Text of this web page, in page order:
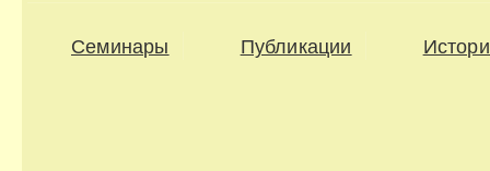
Семинары Публикации